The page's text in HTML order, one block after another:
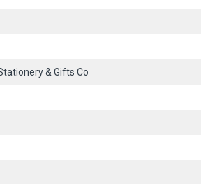
& Gifts Co